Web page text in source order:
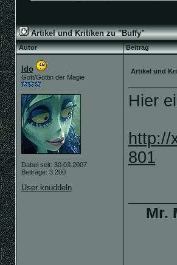
Artikel und Kritiken zu "Buffy"
Autor Beitrag
Ido
Gott/Göttin der Magie
Dabei seit: 30.03.2007
Beiträge: 3.200
User knuddeln
Artikel und
Hier
http://
801
Mr.